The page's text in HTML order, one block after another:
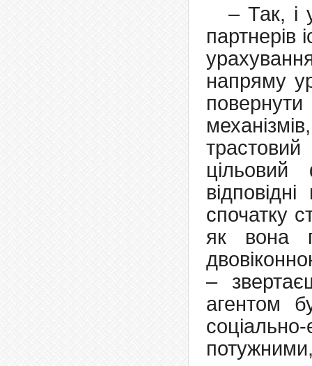
– Так, і
партнерів
напряму
спочатку
як вона
–
агентом